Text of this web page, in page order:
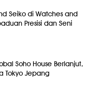
Seiko di Watches and
Presisi dan Seni
Soho House Berlanjut,
Tokyo Jepang